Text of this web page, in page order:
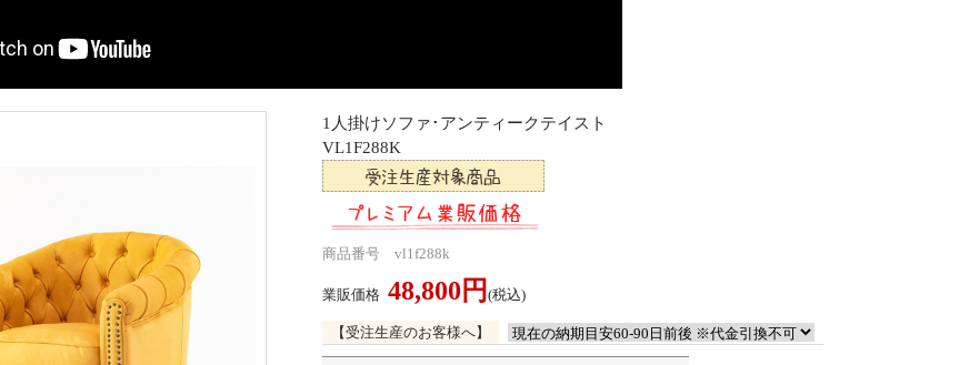
1人掛けソファ･アンティークテイスト
VL1F288K
商品番号 vl1f288k
業販価格 48,800円 (税込)
【受注生産のお客様へ】